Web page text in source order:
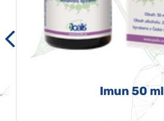
Imun 50 ml